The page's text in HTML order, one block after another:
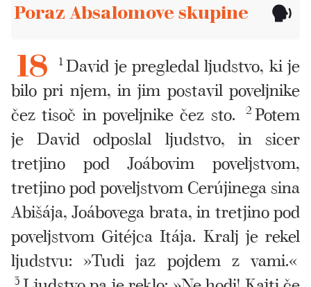
Poraz Absalomove skupine
18 1 David je pregledal ljudstvo, ki je
bilo pri njem, in jim postavil poveljnike
čez tisoč in poveljnike čez sto.
2Potem
je David odposlal ljudstvo, in sicer
tretjino pod Joábovim poveljstvom,
tretjino pod poveljstvom Cerújinega sina
Abišája, Joábovega brata, in tretjino pod
poveljstvom Gitéjca Itája. Kralj je rekel
ljudstvu: »Tudi jaz pojdem z vami.«
3